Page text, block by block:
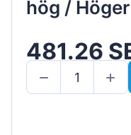
hög / Höger
481.26